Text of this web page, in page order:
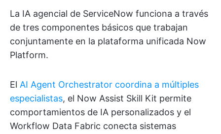
La IA agencial de ServiceNow funciona a través
de tres componentes básicos que trabajan
conjuntamente en la plataforma unificada Now
Platform.
El AI Agent Orchestrator coordina a múltiples
especialistas, el Now Assist Skill Kit permite
comportamientos de IA personalizados y el
Workflow Data Fabric conecta sistemas